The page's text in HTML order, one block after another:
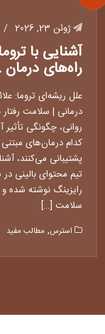
ژوئن 23, 2026
آشنایی با
راه‌های
علل ریشه‌ای تروما:
درمانی | سلامت
روانی، چگونگی
کدام درمان‌های
پشتیبانی می‌کنند،
تیم محتوای بالینی
رایزینگ نوشته شده
سلامت […]
استرس, مطالب مفید